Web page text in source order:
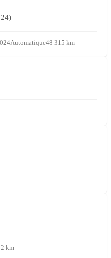
Automatique48 315 km
km